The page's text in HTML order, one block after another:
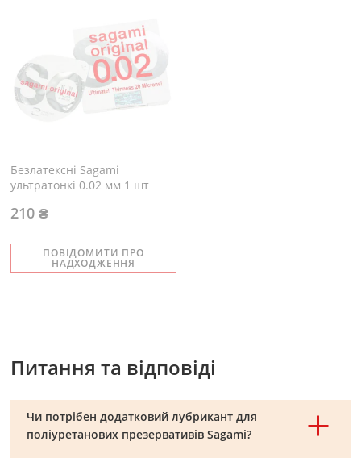
Безлатексні Sagami
ультратонкі 0.02 мм 1 шт
ПОВІДОМИТИ ПРО
НАДХОДЖЕННЯ
210 ₴
Питання та відповіді
Чи потрібен додатковий лубрикант для
поліуретанових презервативів Sagami?